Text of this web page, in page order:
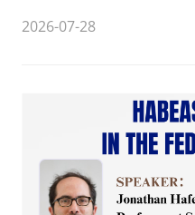
2026-07-28